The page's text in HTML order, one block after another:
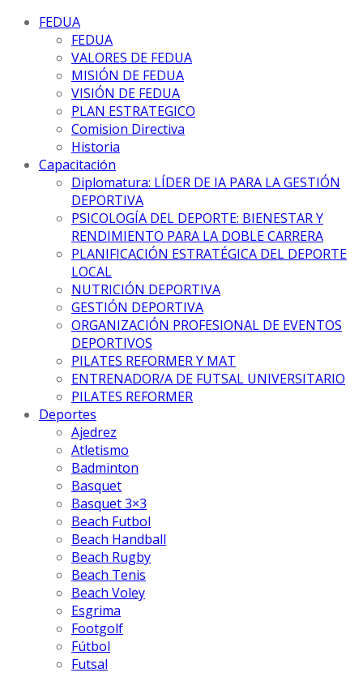
FEDUA
FEDUA
VALORES DE FEDUA
MISIÓN DE FEDUA
VISIÓN DE FEDUA
PLAN ESTRATEGICO
Comision Directiva
Historia
Capacitación
Diplomatura: LÍDER DE IA PARA LA GESTIÓN
DEPORTIVA
PSICOLOGÍA DEL DEPORTE: BIENESTAR Y
RENDIMIENTO PARA LA DOBLE CARRERA
PLANIFICACIÓN ESTRATÉGICA DEL DEPORTE
LOCAL
NUTRICIÓN DEPORTIVA
GESTIÓN DEPORTIVA
ORGANIZACIÓN PROFESIONAL DE EVENTOS
DEPORTIVOS
PILATES REFORMER Y MAT
ENTRENADOR/A DE FUTSAL UNIVERSITARIO
PILATES REFORMER
Deportes
Ajedrez
Atletismo
Badminton
Basquet
Basquet 3×3
Beach Futbol
Beach Handball
Beach Rugby
Beach Tenis
Beach Voley
Esgrima
Footgolf
Fútbol
Futsal